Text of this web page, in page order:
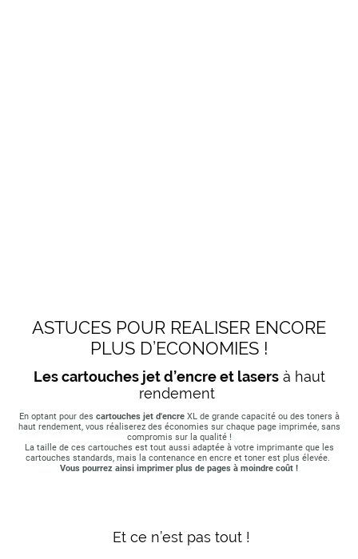
ASTUCES POUR REALISER ENCORE
PLUS D’ECONOMIES !
Les cartouches jet d’encre et lasersà haut
rendement
En optant pour des cartouches jet d'encreXL de grande capacité ou des toners à
haut rendement, vous réaliserez des économies sur chaque page imprimée, sans
compromis sur la qualité !
La taille de ces cartouches est tout aussi adaptée à votre imprimante que les
cartouches standards, mais la contenance en encre et toner est plus élevée.
Vous pourrez ainsi imprimer plus de pages à moindre coût !
Et ce n’est pas tout !